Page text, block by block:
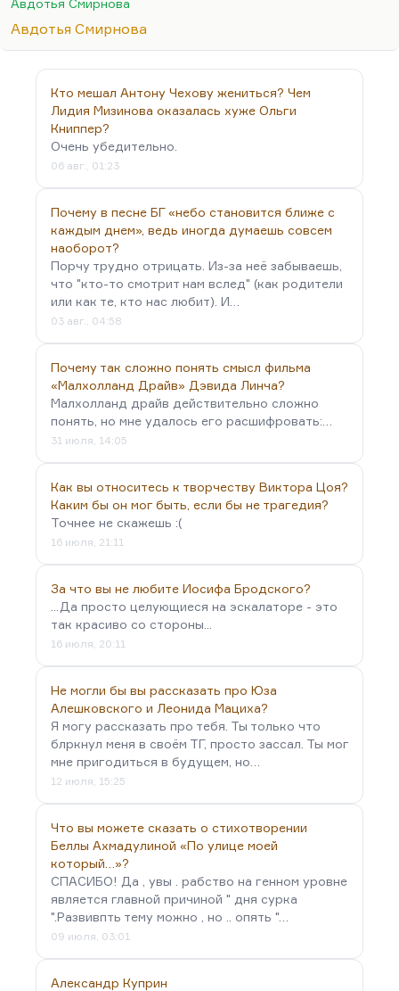
все Драгунские, как и все Тодоровские, очень
талантливы. Но я, именно фильм «Кококо», не
облегченная версия довольно серьезной
проблемы.
Авдотья Смирнова
Авдотья Смирнова
Кто мешал Антону Чехову жениться? Чем
Лидия Мизинова оказалась хуже Ольги
Книппер?
Очень убедительно.
06 авг., 01:23
Почему в песне БГ «небо становится ближе с
каждым днем», ведь иногда думаешь совсем
наоборот?
Порчу трудно отрицать. Из-за неё забываешь,
что "кто-то смотрит нам вслед" (как родители
или как те, кто нас любит). И…
03 авг., 04:58
Почему так сложно понять смысл фильма
«Малхолланд Драйв» Дэвида Линча?
Малхолланд драйв действительно сложно
понять, но мне удалось его расшифровать:…
31 июля, 14:05
Как вы относитесь к творчеству Виктора Цоя?
Каким бы он мог быть, если бы не трагедия?
Точнее не скажешь :(
16 июля, 21:11
За что вы не любите Иосифа Бродского?
...Да просто целующиеся на эскалаторе - это
так красиво со стороны...
16 июля, 20:11
Не могли бы вы рассказать про Юза
Алешковского и Леонида Мациха?
Я могу рассказать про тебя. Ты только что
блркнул меня в своём ТГ, просто зассал. Ты мог
мне пригодиться в будущем, но…
12 июля, 15:25
Что вы можете сказать о стихотворении
Беллы Ахмадулиной «По улице моей
который…»?
СПАСИБО! Да , увы . рабство на генном уровне
является главной причиной " дня сурка
".Развивпть тему можно , но .. опять "…
09 июля, 03:01
Александр Куприн